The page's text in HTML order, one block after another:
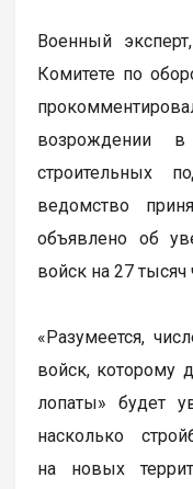
Военный
Комитете по
возрождении
строительных
ведомство
объявлено об
войск на 27 тысяч
«Разумеется,
войск, которому
лопаты» будет
насколько
на новых